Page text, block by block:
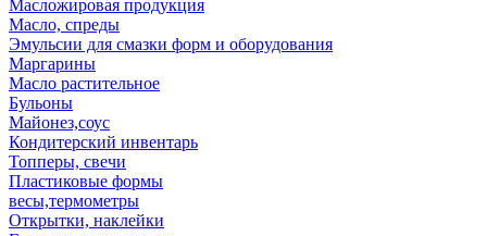
Масложировая продукция
Масло, спреды
Эмульсии для смазки форм и оборудования
Маргарины
Масло растительное
Бульоны
Майонез,соус
Кондитерский инвентарь
Топперы, свечи
Пластиковые формы
весы,термометры
Открытки, наклейки